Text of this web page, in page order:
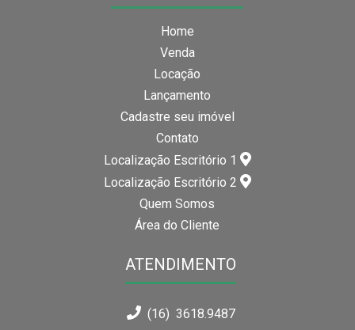
Home
Venda
Locação
Lançamento
Cadastre seu imóvel
Contato
Localização Escritório 1
Localização Escritório 2
Quem Somos
Área do Cliente
ATENDIMENTO
(16) 3618.9487